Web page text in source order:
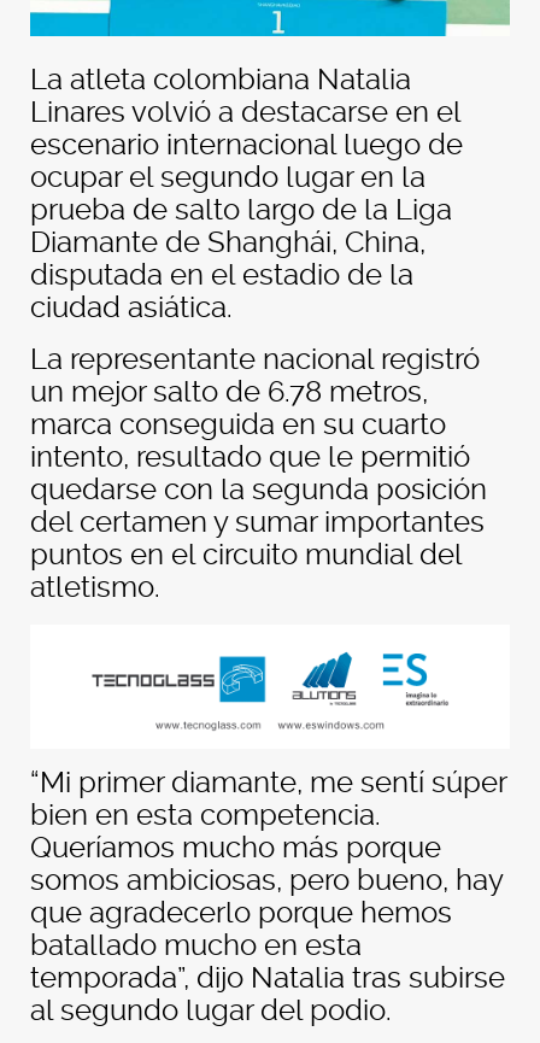
La atleta colombiana Natalia
Linares volvió a destacarse en el
escenario internacional luego de
ocupar el segundo lugar en la
prueba de salto largo de la Liga
Diamante de Shanghái, China,
disputada en el estadio de la
ciudad asiática.
La representante nacional registró
un mejor salto de 6.78 metros,
marca conseguida en su cuarto
intento, resultado que le permitió
quedarse con la segunda posición
del certamen y sumar importantes
puntos en el circuito mundial del
atletismo.
“Mi primer diamante, me sentí súper
bien en esta competencia.
Queríamos mucho más porque
somos ambiciosas, pero bueno, hay
que agradecerlo porque hemos
batallado mucho en esta
temporada”, dijo Natalia tras subirse
al segundo lugar del podio.